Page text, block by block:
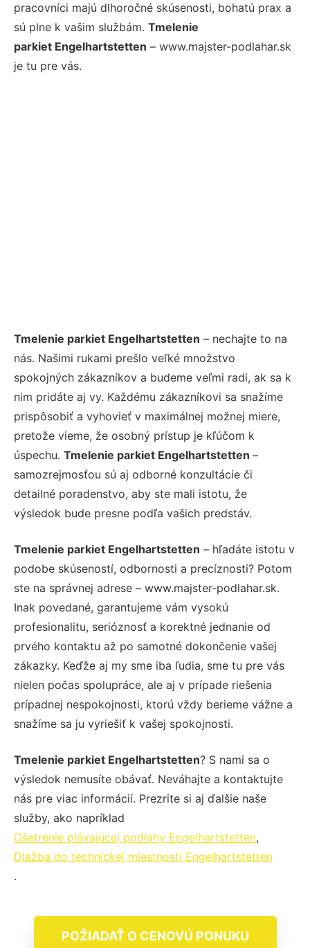
pracovníci majú dlhoročné skúsenosti, bohatú prax a
sú plne k vašim službám. Tmelenie
parkiet Engelhartstetten – www.majster-podlahar.sk
je tu pre vás.
Tmelenie parkiet Engelhartstetten – nechajte to na
nás. Našimi rukami prešlo veľké množstvo
spokojných zákazníkov a budeme veľmi radi, ak sa k
nim pridáte aj vy. Každému zákazníkovi sa snažíme
prispôsobiť a vyhovieť v maximálnej možnej miere,
pretože vieme, že osobný prístup je kľúčom k
úspechu. Tmelenie parkiet Engelhartstetten –
samozrejmosťou sú aj odborné konzultácie či
detailné poradenstvo, aby ste mali istotu, že
výsledok bude presne podľa vašich predstáv.
Tmelenie parkiet Engelhartstetten – hľadáte istotu v
podobe skúseností, odbornosti a precíznosti? Potom
ste na správnej adrese – www.majster-podlahar.sk.
Inak povedané, garantujeme vám vysokú
profesionalitu, serióznosť a korektné jednanie od
prvého kontaktu až po samotné dokončenie vašej
zákazky. Keďže aj my sme iba ľudia, sme tu pre vás
nielen počas spolupráce, ale aj v prípade riešenia
prípadnej nespokojnosti, ktorú vždy berieme vážne a
snažíme sa ju vyriešiť k vašej spokojnosti.
Tmelenie parkiet Engelhartstetten? S nami sa o
výsledok nemusíte obávať. Neváhajte a kontaktujte
nás pre viac informácií. Prezrite si aj ďalšie naše
služby, ako napríklad
Ošetrenie plávajúcej podlahy Engelhartstetten,
Dlažba do technickej miestnosti Engelhartstetten
.
POŽIADAŤ O CENOVÚ PONUKU